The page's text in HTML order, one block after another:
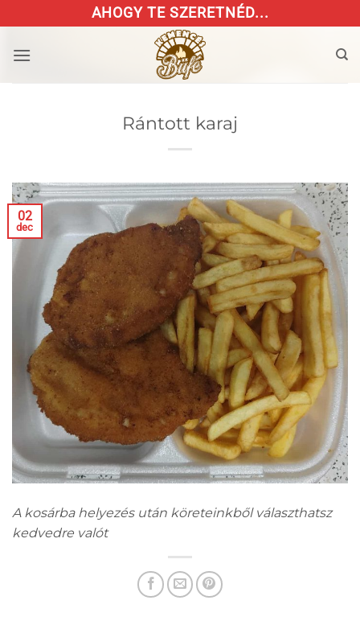
to
content
AHOGY TE SZERETNÉD...
Rántott karaj
02
dec
A kosárba helyezés után köreteinkből választhatsz
kedvedre valót